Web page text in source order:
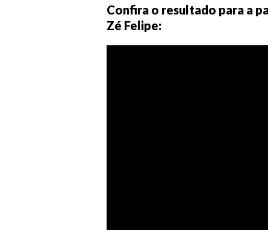
Confira o resultado para a
Zé Felipe: